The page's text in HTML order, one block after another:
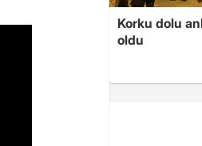
Korku dolu
oldu